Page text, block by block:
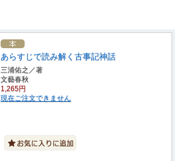
あらすじで読み解く古事記神話
三浦佑之／著
文藝春秋
1,265円
現在ご注文できません